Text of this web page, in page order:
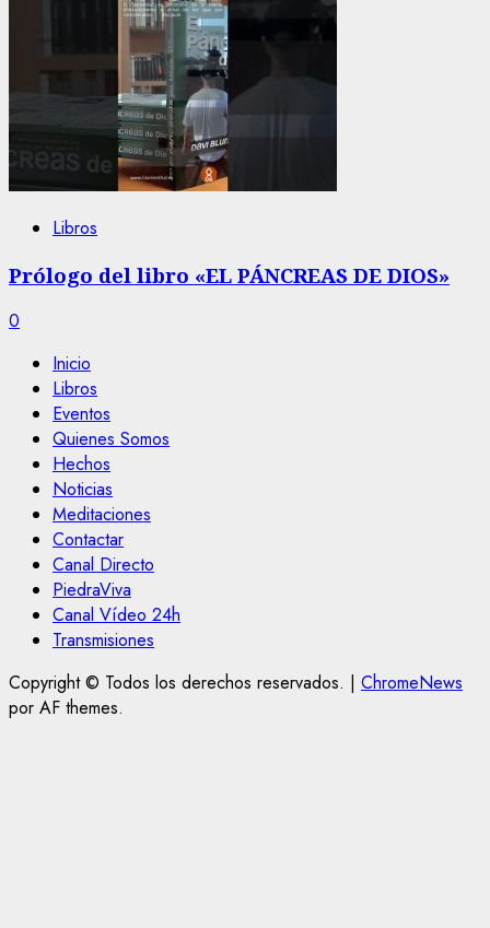
Libros
Prólogo del libro «EL PÁNCREAS DE DIOS»
0
Inicio
Libros
Eventos
Quienes Somos
Hechos
Noticias
Meditaciones
Contactar
Canal Directo
PiedraViva
Canal Vídeo 24h
Transmisiones
Copyright © Todos los derechos reservados. | ChromeNews
por AF themes.